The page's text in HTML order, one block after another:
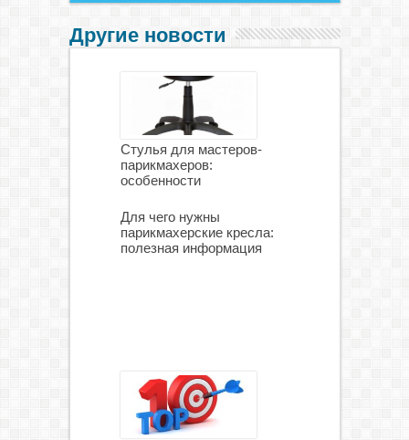
Другие новости
Стулья для мастеров-
парикмахеров:
особенности
Для чего нужны
парикмахерские кресла:
полезная информация